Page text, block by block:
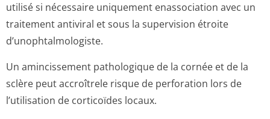
utilisé si nécessaire uniquement enassociation avec un
traitement antiviral et sous la supervision étroite
d’unophtalmolo­giste.
Un amincissement pathologique de la cornée et de la
sclère peut accroîtrele risque de perforation lors de
l’utilisation de corticoïdes locaux.